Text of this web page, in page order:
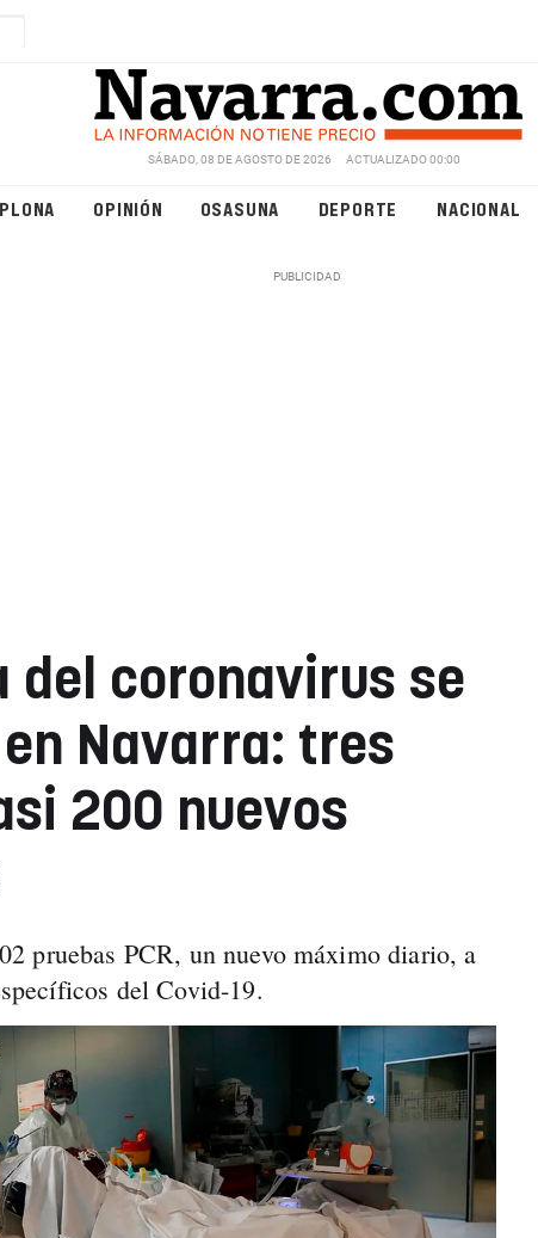
SÁBADO, 08 DE AGOSTO DE 2026 ACTUALIZADO 00:00
OPINIÓN OSASUNA DEPORTE NACIONAL
del coronavirus se
Navarra: tres
200 nuevos
pruebas PCR, un nuevo máximo diario, a
del Covid-19.